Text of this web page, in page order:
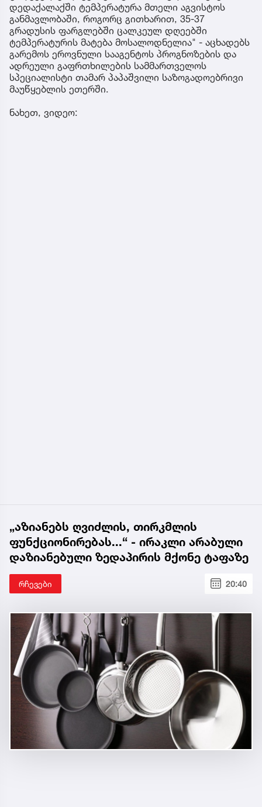
დედაქალაქში ტემპერატურა მთელი აგვისტოს
განმავლობაში, როგორც გითხარით, 35-37
გრადუსის ფარგლებში ცალკეულ დღეებში
ტემპერატურის მატება მოსალოდნელია" - აცხადებს
გარემოს ეროვნული სააგენტოს პროგნოზების და
ადრეული გაფრთხილების სამმართველოს
სპეციალისტი თამარ პაპაშვილი საზოგადოებრივი
მაუწყებლის ეთერში.
ნახეთ, ვიდეო:
„აზიანებს ღვიძლის, თირკმლის
ფუნქციონირებას...“ - ირაკლი არაბული
დაზიანებული ზედაპირის მქონე ტაფაზე
რჩევები 20:40